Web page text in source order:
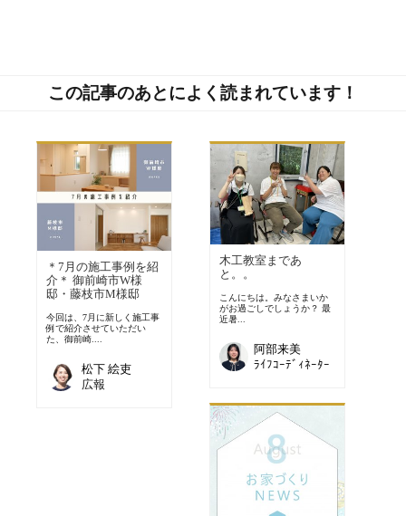
この記事のあとによく読まれています！
＊7月の施工事例を紹
介＊ 御前崎市W様
邸・藤枝市M様邸
今回は、7月に新しく施工事
例で紹介させていただい
た、御前崎....
松下 絵吏
広報
木工教室まであ
と。。
こんにちは。みなさまいか
がお過ごしでしょうか？ 最
近暑...
阿部来美
ﾗｲﾌｺｰﾃﾞｨﾈｰﾀｰ